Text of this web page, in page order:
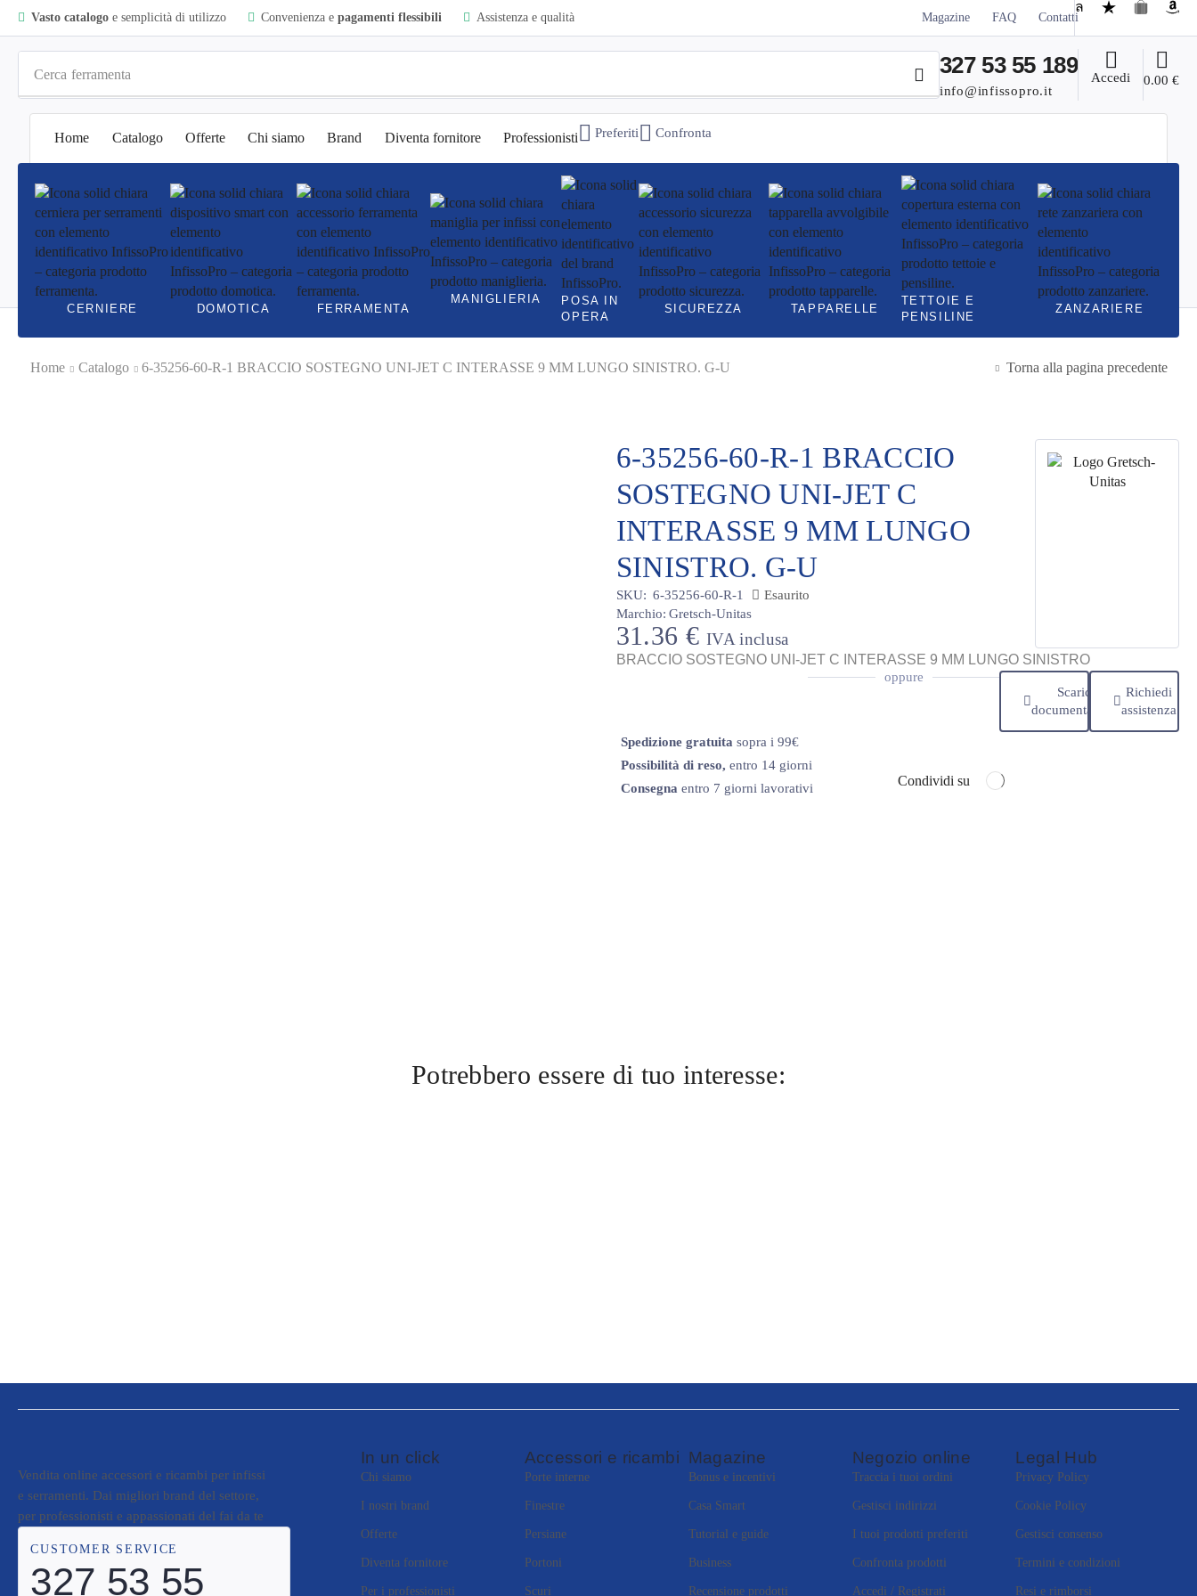
Vasto catalogoe semplicità di utilizzo Convenienza e pagamenti flessibili Assistenza e qualità Magazine FAQ Contatti
Cerca ferramenta 327 53 55 189
info@infissopro.it
Accedi 0.00€
Home Catalogo Offerte Chi siamo Brand Diventa fornitore Professionisti Preferiti Confronta
CERNIERE DOMOTICA FERRAMENTA
MANIGLIERIA
POSA IN
OPERA
SICUREZZA TAPPARELLE
TETTOIE E
PENSILINE
ZANZARIERE
Home Catalogo 6-35256-60-R-1 BRACCIO SOSTEGNO UNI-JET C INTERASSE 9 MM LUNGO SINISTRO. G-U Torna alla pagina precedente
6-35256-60-R-1 BRACCIO
SOSTEGNO UNI-JET C
INTERASSE 9 MM LUNGO
SINISTRO. G-U
SKU: 6-35256-60-R-1
Marchio: Gretsch-Unitas
Esaurito
31.36 € IVA inclusa
BRACCIO SOSTEGNO UNI-JET C INTERASSE 9 MM LUNGO SINISTRO
oppure
Scarica
documentazione
Richiedi
assistenza
Spedizione gratuita sopra i 99€
Possibilità di reso, entro 14 giorni
Consegna entro 7 giorni lavorativi Condividi su
Potrebbero essere di tuo interesse:
Vendita online accessori e ricambi per infissi
e serramenti. Dai migliori brand del settore,
per professionisti e appassionati del fai da te
CUSTOMER SERVICE
327 53 55
In un click
Chi siamo
I nostri brand
Offerte
Diventa fornitore
Per i professionisti
Accessori e ricambi
Porte interne
Finestre
Persiane
Portoni
Scuri
Magazine
Bonus e incentivi
Casa Smart
Tutorial e guide
Business
Recensione prodotti
Negozio online
Traccia i tuoi ordini
Gestisci indirizzi
I tuoi prodotti preferiti
Confronta prodotti
Accedi / Registrati
Legal Hub
Privacy Policy
Cookie Policy
Gestisci consenso
Termini e condizioni
Resi e rimborsi